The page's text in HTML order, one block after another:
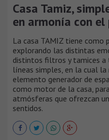
Casa Tamiz,
en armonía con
La casa TAMIZ tiene
explorando las distintas
distintos filtros y tamices a
líneas simples, en la cual
elemento generador de
como motor de la casa,
atmósferas que ofrezcan
sentidos.